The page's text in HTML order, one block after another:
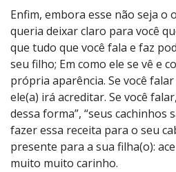
Enfim, embora esse não seja o
queria deixar claro para você
que tudo que você fala e faz
seu filho; Em como ele se vê e
própria aparência. Se você falar
ele(a) irá acreditar. Se você
dessa forma”, “seus cachinhos
fazer essa receita para o seu
presente para a sua filha(o):
muito muito carinho.